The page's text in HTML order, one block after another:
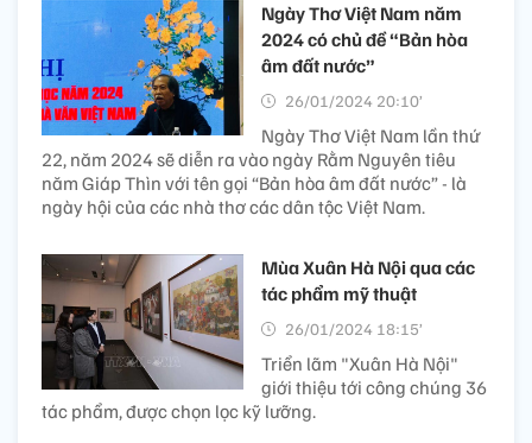
Ngày Thơ Việt Nam năm
2024 có chủ đề “Bản hòa
âm đất nước”
26/01/2024 20:10’
Ngày Thơ Việt Nam lần thứ
22, năm 2024 sẽ diễn ra vào ngày Rằm Nguyên tiêu
năm Giáp Thìn với tên gọi “Bản hòa âm đất nước” - là
ngày hội của các nhà thơ các dân tộc Việt Nam.
Mùa Xuân Hà Nội qua các
tác phẩm mỹ thuật
26/01/2024 18:15’
Triển lãm "Xuân Hà Nội"
giới thiệu tới công chúng 36
tác phẩm, được chọn lọc kỹ lưỡng.